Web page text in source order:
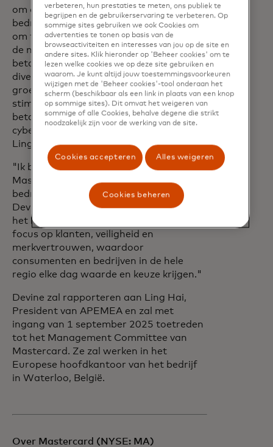
om ervoor te zorgen dat mensen en
bedrijven een betrouwbare keuze hebben
om te betalen en betaald te krijgen met
de meest innovatieve en veilige
betaalproducten. Hij bleef ook de
diversificatie van het bedrijf naar
groeisectoren en -oplossingen
stimuleren, waaronder commerciële
betalingen en gegevens- en
cyberbeveiligingsdiensten," concludeerde
Ling Hai.
"Ik ben verheugd om terug te keren naar
Mastercard en de aanwezigheid van het
bedrijf in Europa te leiden," zei Kelly
Devine. "Mastercard is marktleider op
het hele continent vanwege de sterke
focus op klanten, veiligheid en
merkvertrouwen, waardoor
consumenten en bedrijven in de hele
regio elke dag waarde en keuze krijgen."
Devine zal rapporteren aan Ling Hai,
President van APEMEA en zal met
ingang van 1 september 2025 toetreden
tot het Management Committee van
Mastercard. Ze zal werken in het
Europese hoofdkantoor van het bedrijf
in Waterloo, België.
Over Mastercard (NYSE: MA)
verbeteren, hun prestaties te meten, ons publiek te
begrijpen en de gebruikerservaring te verbeteren. Op
sommige sites gebruiken we ook Cookies om
advertenties te tonen op basis van de
browseactiviteiten en interesses van jou op de site en
andere sites. Klik hieronder op 'Beheer cookies' om te
lezen welke cookies we op deze site gebruiken en
waarom. Je kunt altijd jouw toestemmingsvoorkeuren
wijzigen met de 'Beheer cookies'-tool onderaan het
scherm (beschikbaar als een link in plaats van een knop
op sommige sites). Dit omvat het weigeren van
sommige of alle Cookies, behalve degene die strikt
noodzakelijk zijn voor de werking van de site.
Cookies accepteren Alles weigeren
Cookies beheren